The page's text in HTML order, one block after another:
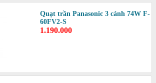
Quạt trần Panasonic 3 cánh 74W F-
60FV2-S
1.190.000